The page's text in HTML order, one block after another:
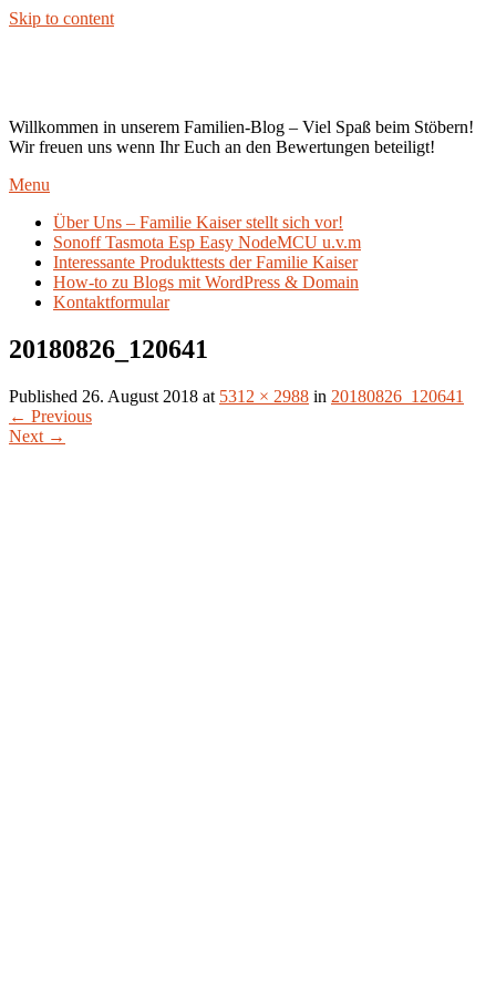
Skip to content
Willkommen in unserem Familien-Blog – Viel Spaß beim Stöbern!
Wir freuen uns wenn Ihr Euch an den Bewertungen beteiligt!
Menu
Über Uns – Familie Kaiser stellt sich vor!
Sonoff Tasmota Esp Easy NodeMCU u.v.m
Interessante Produkttests der Familie Kaiser
How-to zu Blogs mit WordPress & Domain
Kontaktformular
20180826_120641
Published 26. August 2018 at 5312 × 2988 in 20180826_120641
← Previous
Next →